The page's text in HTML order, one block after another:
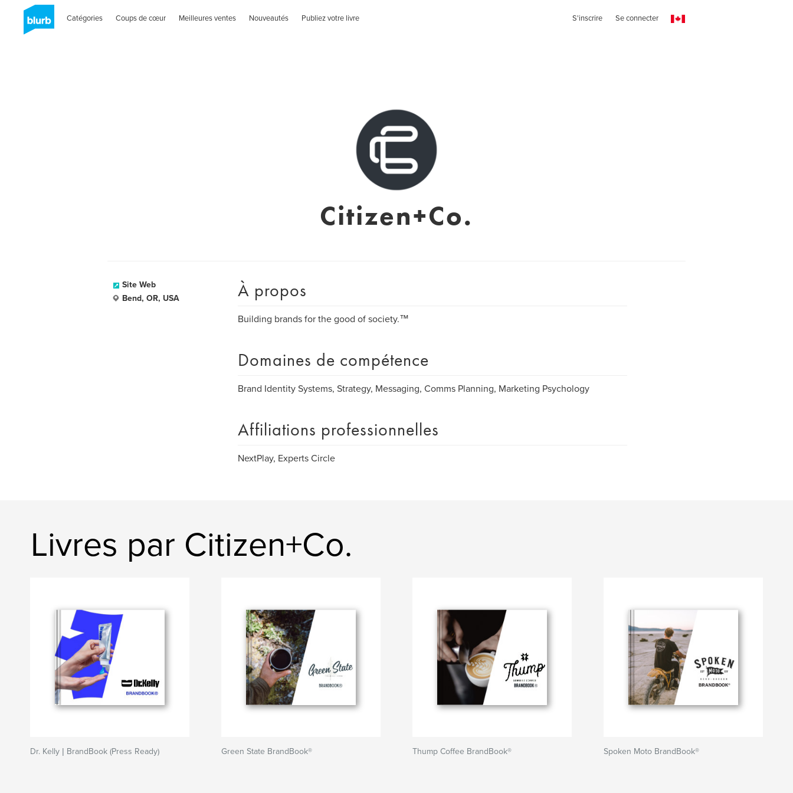
Catégories Coups de cœur Meilleures ventes Nouveautés Publiez votre livre S'inscrire Se connecter
Citizen+Co.
Site Web
Bend, OR, USA
À propos
Building brands for the good of society.™
Domaines de compétence
Brand Identity Systems, Strategy, Messaging, Comms Planning, Marketing Psychology
Affiliations professionnelles
NextPlay, Experts Circle
Livres par Citizen+Co.
Dr. Kelly | BrandBook (Press Ready) Green State BrandBook® Thump Coffee BrandBook® Spoken Moto BrandBook®